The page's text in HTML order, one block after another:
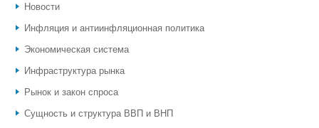
Новости
Инфляция и антиинфляционная политика
Экономическая система
Инфраструктура рынка
Рынок и закон спроса
Сущность и структура ВВП и ВНП